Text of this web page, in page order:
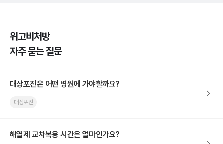
위고비처방
자주 묻는 질문
대상포진은 어떤 병원에 가야할까요?
대상포진
해열제 교차복용 시간은 얼마인가요?